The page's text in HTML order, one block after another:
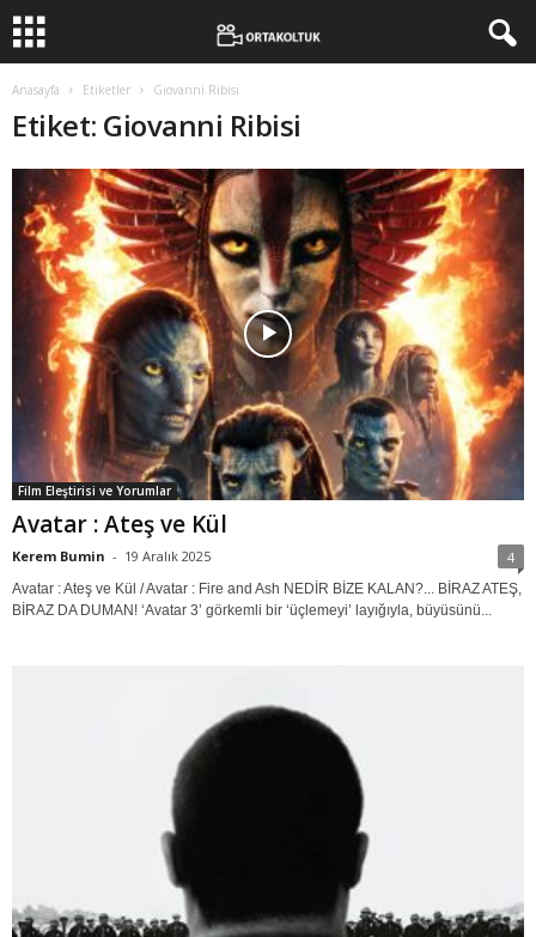
Anasayfa Etiketler Giovanni Ribisi
Etiket: Giovanni Ribisi
Film Eleştirisi ve Yorumlar
Avatar : Ateş ve Kül
Kerem Bumin - 19 Aralık 2025 4
Avatar : Ateş ve Kül / Avatar : Fire and Ash NEDİR BİZE KALAN?... BİRAZ ATEŞ,
BİRAZ DA DUMAN! ‘Avatar 3’ görkemli bir ‘üçlemeyi’ layığıyla, büyüsünü...